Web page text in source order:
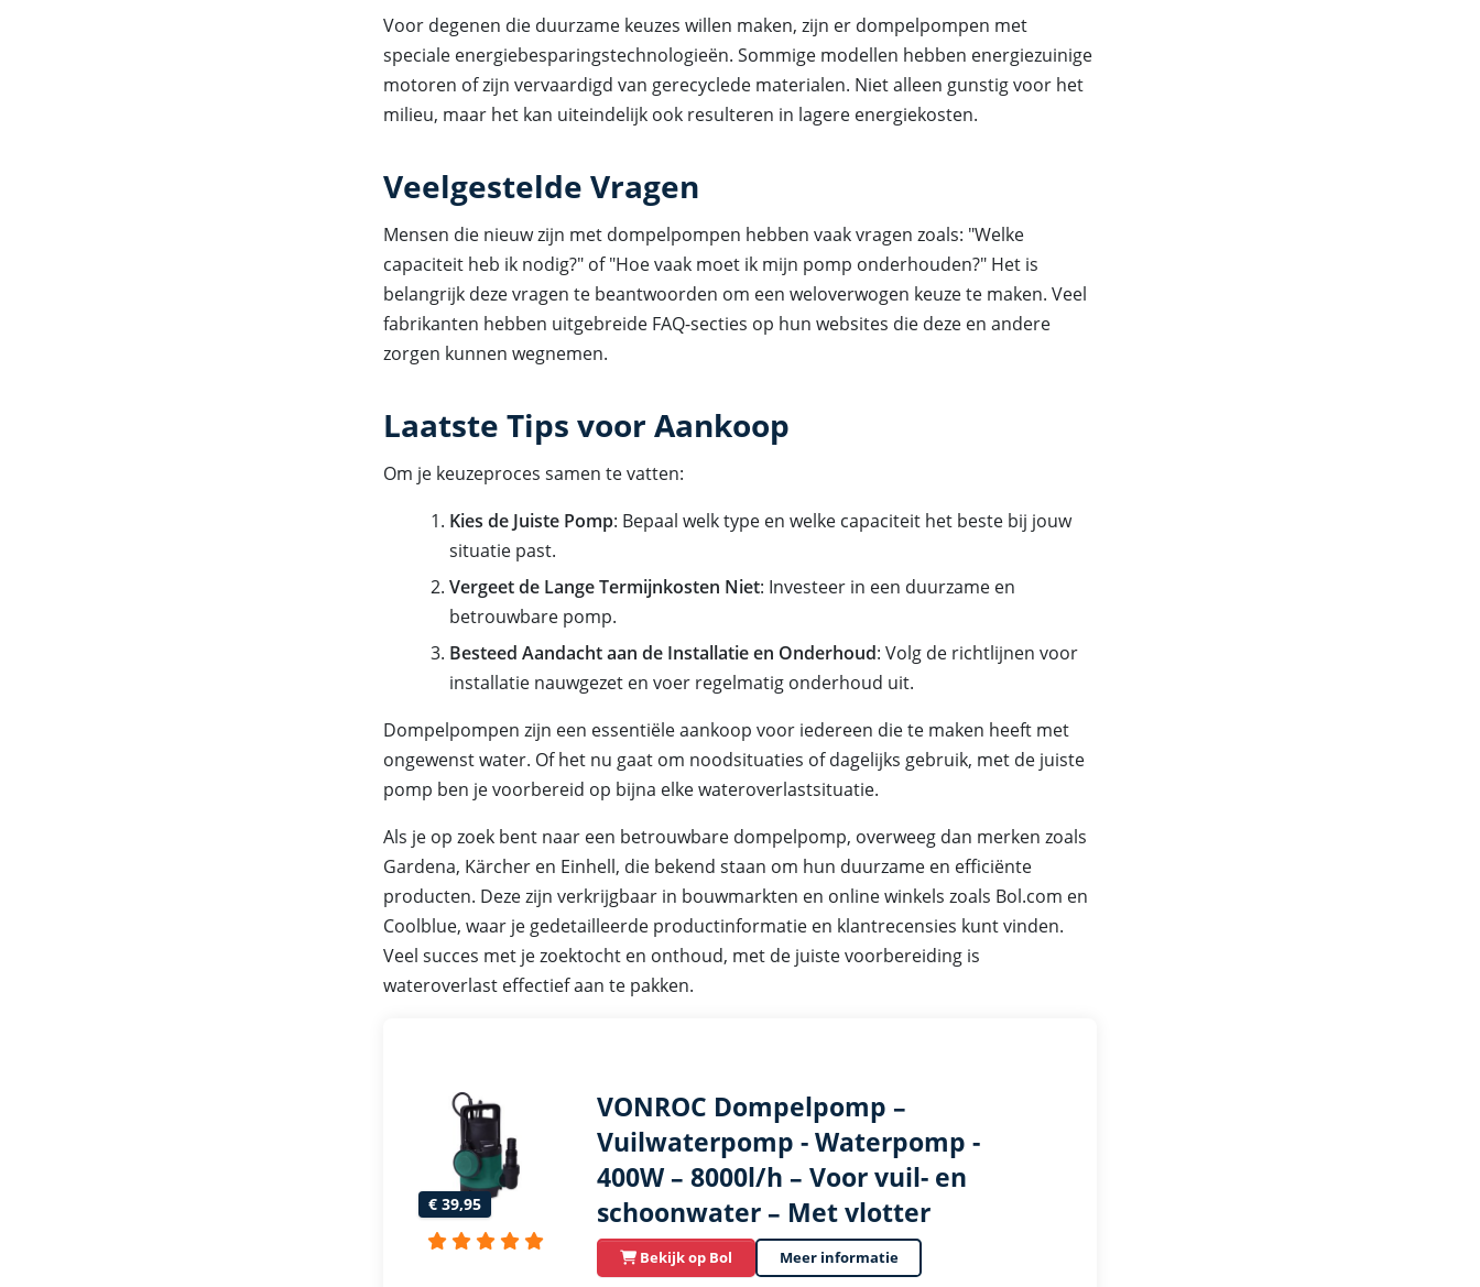
Voor degenen die duurzame keuzes willen maken, zijn er dompelpompen met
speciale energiebesparingstechnologieën. Sommige modellen hebben energiezuinige
motoren of zijn vervaardigd van gerecyclede materialen. Niet alleen gunstig voor het
milieu, maar het kan uiteindelijk ook resulteren in lagere energiekosten.
Veelgestelde Vragen
Mensen die nieuw zijn met dompelpompen hebben vaak vragen zoals: "Welke
capaciteit heb ik nodig?" of "Hoe vaak moet ik mijn pomp onderhouden?" Het is
belangrijk deze vragen te beantwoorden om een weloverwogen keuze te maken. Veel
fabrikanten hebben uitgebreide FAQ-secties op hun websites die deze en andere
zorgen kunnen wegnemen.
Laatste Tips voor Aankoop
Om je keuzeproces samen te vatten:
Kies de Juiste Pomp: Bepaal welk type en welke capaciteit het beste bij jouw
situatie past.
Vergeet de Lange Termijnkosten Niet: Investeer in een duurzame en
betrouwbare pomp.
Besteed Aandacht aan de Installatie en Onderhoud: Volg de richtlijnen voor
installatie nauwgezet en voer regelmatig onderhoud uit.
Dompelpompen zijn een essentiële aankoop voor iedereen die te maken heeft met
ongewenst water. Of het nu gaat om noodsituaties of dagelijks gebruik, met de juiste
pomp ben je voorbereid op bijna elke wateroverlastsituatie.
Als je op zoek bent naar een betrouwbare dompelpomp, overweeg dan merken zoals
Gardena, Kärcher en Einhell, die bekend staan om hun duurzame en efficiënte
producten. Deze zijn verkrijgbaar in bouwmarkten en online winkels zoals Bol.com en
Coolblue, waar je gedetailleerde productinformatie en klantrecensies kunt vinden.
Veel succes met je zoektocht en onthoud, met de juiste voorbereiding is
wateroverlast effectief aan te pakken.
€ 39,95
VONROC Dompelpomp –
Vuilwaterpomp - Waterpomp -
400W – 8000l/h – Voor vuil- en
schoonwater – Met vlotter
Bekijk op Bol Meer informatie